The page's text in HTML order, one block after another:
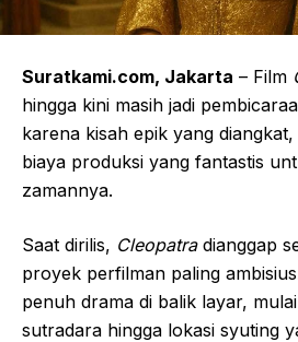
Suratkami.com, Jakarta – Film
hingga kini masih jadi
karena kisah epik yang
biaya produksi yang fantastis
zamannya.
Saat dirilis, Cleopatradianggap
proyek perfilman paling
penuh drama di balik layar,
sutradara hingga lokasi syuting